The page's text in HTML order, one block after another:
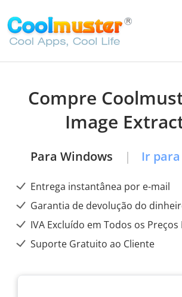
Compre
Image
Para Windows Ir
Entrega instantânea por e-mail
Garantia de devolução do
IVA Excluído em Todos os
Suporte Gratuito ao Cliente